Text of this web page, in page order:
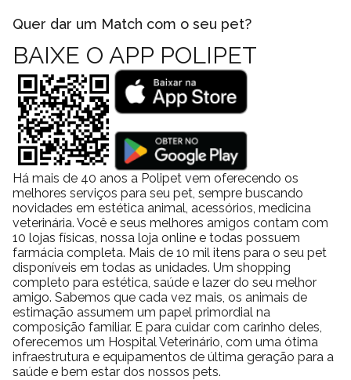
Quer dar um Match com o seu pet?
BAIXE O APP POLIPET
Há mais de 40 anos a Polipet vem oferecendo os
melhores serviços para seu pet, sempre buscando
novidades em estética animal, acessórios, medicina
veterinária. Você e seus melhores amigos contam com
10 lojas físicas, nossa loja online e todas possuem
farmácia completa. Mais de 10 mil itens para o seu pet
disponíveis em todas as unidades. Um shopping
completo para estética, saúde e lazer do seu melhor
amigo. Sabemos que cada vez mais, os animais de
estimação assumem um papel primordial na
composição familiar. E para cuidar com carinho deles,
oferecemos um Hospital Veterinário, com uma ótima
infraestrutura e equipamentos de última geração para a
saúde e bem estar dos nossos pets.